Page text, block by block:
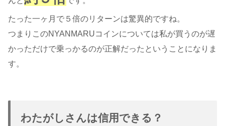
たった一ヶ月で５倍のリターンは驚異的ですね。
つまりこのNYANMARUコインについては私が買うのが遅
かっただけで乗っかるのが正解だったということになりま
す。
わたがしさんは信用できる？